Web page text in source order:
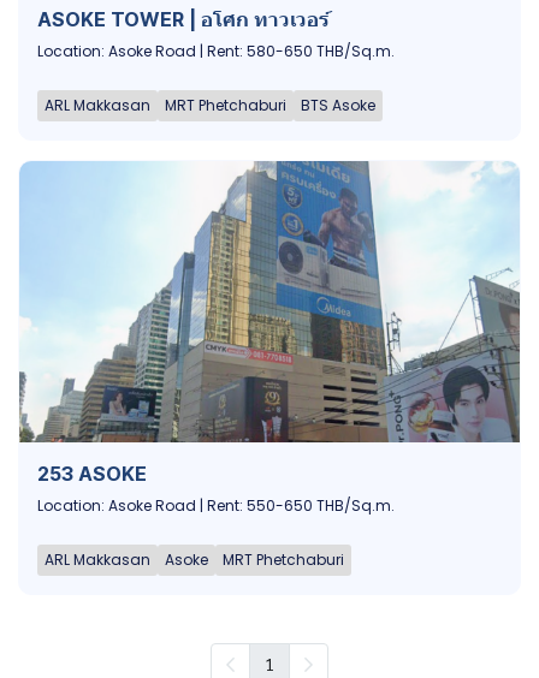
ASOKE TOWER | อโศก ทาวเวอร์
Location: Asoke Road | Rent: 580-650 THB/Sq.m.
ARL Makkasan MRT Phetchaburi BTS Asoke
253 ASOKE
Location: Asoke Road | Rent: 550-650 THB/Sq.m.
ARL Makkasan Asoke MRT Phetchaburi
1